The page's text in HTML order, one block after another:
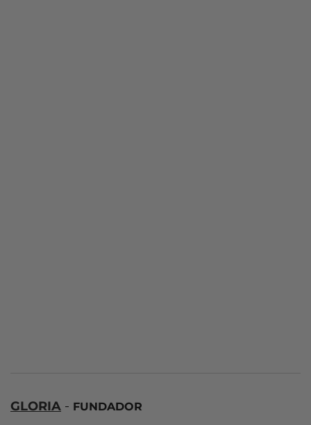
GLORIA - FUNDADOR